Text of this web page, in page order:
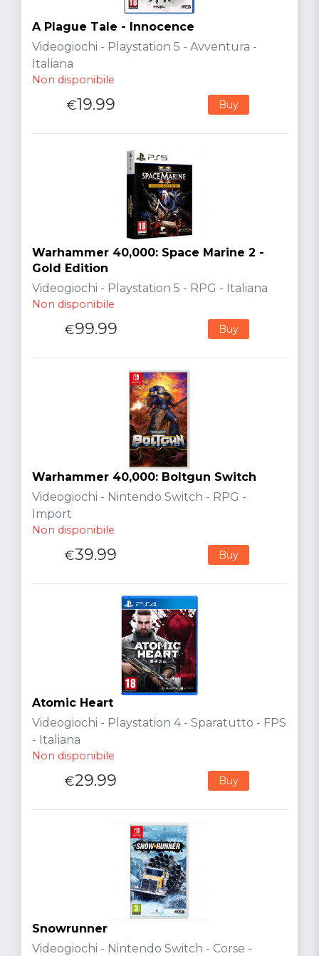
A Plague Tale - Innocence
Videogiochi - Playstation 5 - Avventura -
Italiana
Non disponibile
€19.99 Buy
Warhammer 40,000: Space Marine 2 -
Gold Edition
Videogiochi - Playstation 5 - RPG - Italiana
Non disponibile
€99.99 Buy
Warhammer 40,000: Boltgun Switch
Videogiochi - Nintendo Switch - RPG -
Import
Non disponibile
€39.99 Buy
Atomic Heart
Videogiochi - Playstation 4 - Sparatutto - FPS
- Italiana
Non disponibile
€29.99 Buy
Snowrunner
Videogiochi - Nintendo Switch - Corse -